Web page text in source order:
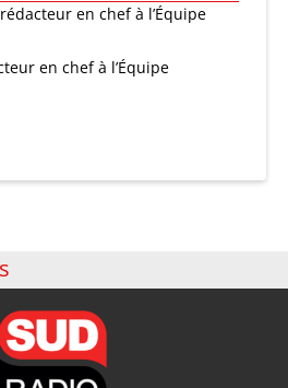
en chef à l’Équipe
en chef à l’Équipe